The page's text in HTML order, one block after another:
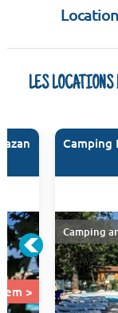
LES
>
Camping
Camping